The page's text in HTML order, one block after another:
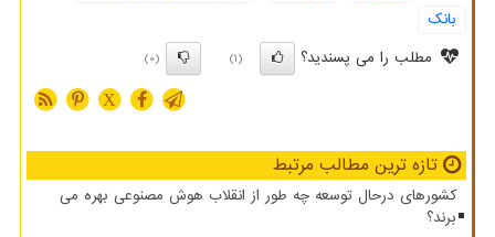
بانك
مطلب را می پسندید؟
(1)
(0)
X
تازه ترین مطالب مرتبط
کشورهای درحال توسعه چه طور از انقلاب هوش مصنوعی بهره می
برند؟